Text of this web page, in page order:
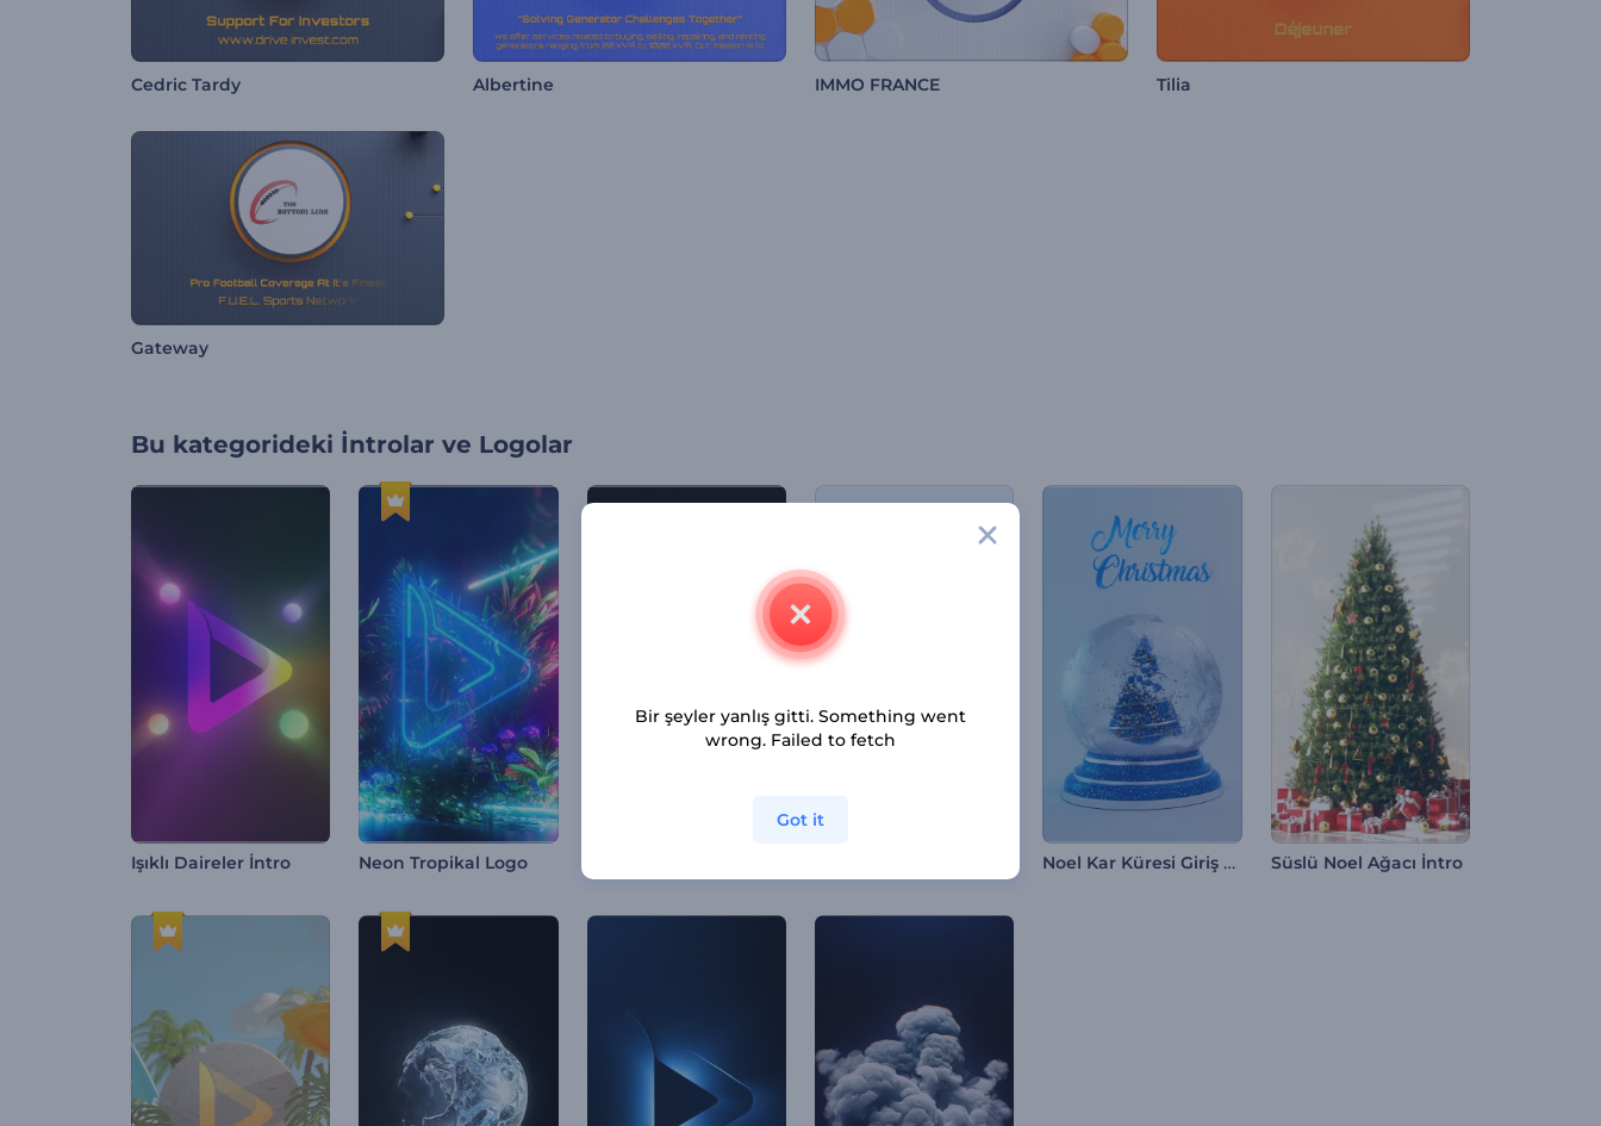
Cedric Tardy Albertine IMMO FRANCE Tilia
Gateway
Bu kategorideki İntrolar ve Logolar
Işıklı Daireler İntro Neon Tropikal Logo Noel Kar Küresi Giriş Videosu Süslü Noel Ağacı İntro
Bir şeyler yanlış gitti. Something went
wrong. Failed to fetch
Got it